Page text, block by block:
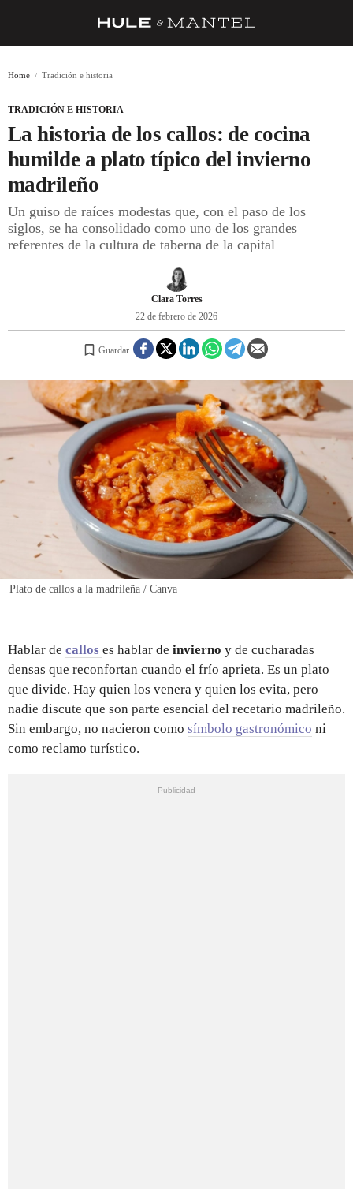
BARRAS Y ESTRELLAS
DÓNDE COMER
ÍDOLOS DE MESAS
CUADERNO DE VIAJE
REGISTRO
INICIAR SESIÓN
Home Tradición e historia
TRADICIÓN E HISTORIA
La historia de los callos: de cocina
humilde a plato típico del invierno
madrileño
Un guiso de raíces modestas que, con el paso de los
siglos, se ha consolidado como uno de los grandes
referentes de la cultura de taberna de la capital
Clara Torres
22 de febrero de 2026
Guardar
Plato de callos a la madrileña / Canva
Hablar de callos es hablar de invierno y de cucharadas
densas que reconfortan cuando el frío aprieta. Es un plato
que divide. Hay quien los venera y quien los evita, pero
nadie discute que son parte esencial del recetario madrileño.
Sin embargo, no nacieron como símbolo gastronómico ni
como reclamo turístico.